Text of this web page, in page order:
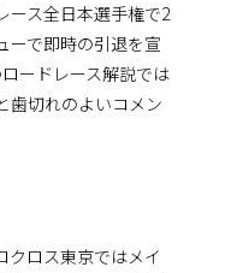
ース全日本選手権で2
ーで即時の引退を宣
ードレース解説では
歯切れのよいコメン
クロス東京ではメイ